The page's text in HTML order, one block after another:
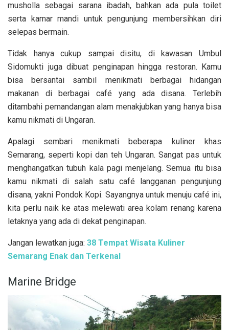
musholla sebagai sarana ibadah, bahkan ada pula toilet
serta kamar mandi untuk pengunjung membersihkan diri
selepas bermain.
Tidak hanya cukup sampai disitu, di kawasan Umbul
Sidomukti juga dibuat penginapan hingga restoran. Kamu
bisa bersantai sambil menikmati berbagai hidangan
makanan di berbagai café yang ada disana. Terlebih
ditambahi pemandangan alam menakjubkan yang hanya bisa
kamu nikmati di Ungaran.
Apalagi sembari menikmati beberapa kuliner khas
Semarang, seperti kopi dan teh Ungaran. Sangat pas untuk
menghangatkan tubuh kala pagi menjelang. Semua itu bisa
kamu nikmati di salah satu café langganan pengunjung
disana, yakni Pondok Kopi. Sayangnya untuk menuju café ini,
kita perlu naik ke atas melewati area kolam renang karena
letaknya yang ada di dekat penginapan.
Jangan lewatkan juga: 38 Tempat Wisata Kuliner
Semarang Enak dan Terkenal
Marine Bridge